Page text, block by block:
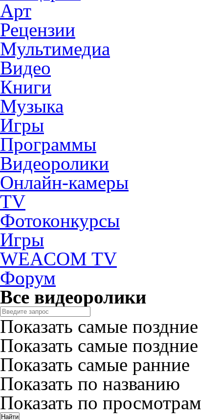
Арт
Рецензии
Мультимедиа
Видео
Книги
Музыка
Игры
Программы
Видеоролики
Онлайн-камеры
TV
Фотоконкурсы
Игры
WEACOM TV
Форум
Все видеоролики
Показать самые поздние
Показать самые поздние
Показать самые ранние
Показать по названию
Показать по просмотрам